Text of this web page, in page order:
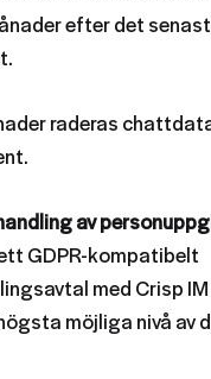
efter det
raderas
av
GDPR-kompatibelt
med Crisp
möjliga nivå av